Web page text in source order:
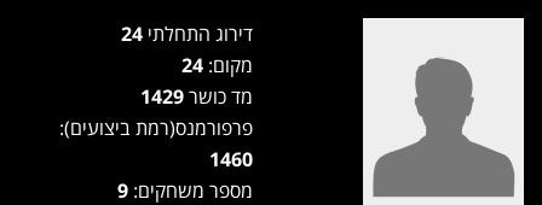
דירוג התחלתי
מקום:
מד כושר
פרפורמנס(רמת ביצועים):
1460
מספר משחקים: